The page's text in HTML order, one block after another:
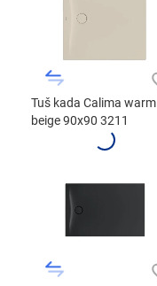
Tuš kada Calima warm
beige 90x90 3211